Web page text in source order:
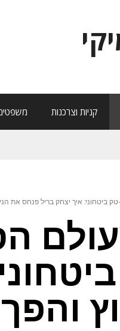
קניות וצרכנות משפטים
ביטחוני: איך יצחק בריל פנחס את